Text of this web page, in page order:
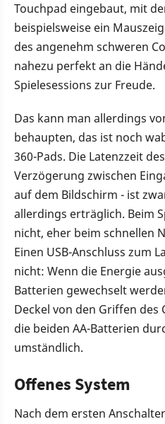
Touchpad eingebaut, mit
beispielsweise ein
des angenehm schweren
nahezu perfekt an die
Spielesessions zur Freude.
Das kann man allerdings
behaupten, das ist noch
360-Pads. Die Latenzzeit
Verzögerung zwischen
auf dem Bildschirm - ist
allerdings erträglich. Beim
nicht, eher beim schnellen
Einen USB-Anschluss zum
nicht: Wenn die Energie
Batterien gewechselt
Deckel von den Griffen
die beiden AA-Batterien
umständlich.
Offenes System
Nach dem ersten